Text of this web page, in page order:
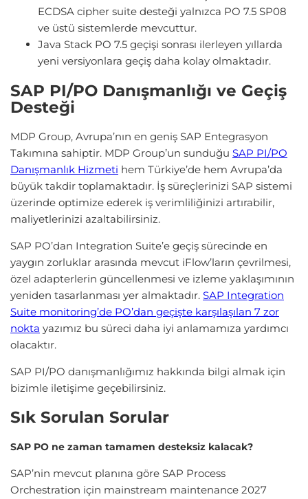
ECDSA cipher suite desteği yalnızca PO 7.5 SP08
ve üstü sistemlerde mevcuttur.
Java Stack PO 7.5 geçişi sonrası ilerleyen yıllarda
yeni versiyonlara geçiş daha kolay olmaktadır.
SAP PI/PO Danışmanlığı ve Geçiş
Desteği
MDP Group, Avrupa’nın en geniş SAP Entegrasyon
Takımına sahiptir. MDP Group’un sunduğu SAP PI/PO
Danışmanlık Hizmeti hem Türkiye’de hem Avrupa’da
büyük takdir toplamaktadır. İş süreçlerinizi SAP sistemi
üzerinde optimize ederek iş verimliliğinizi artırabilir,
maliyetlerinizi azaltabilirsiniz.
SAP PO’dan Integration Suite’e geçiş sürecinde en
yaygın zorluklar arasında mevcut iFlow’ların çevrilmesi,
özel adapterlerin güncellenmesi ve izleme yaklaşımının
yeniden tasarlanması yer almaktadır. SAP Integration
Suite monitoring’de PO’dan geçişte karşılaşılan 7 zor
nokta yazımız bu süreci daha iyi anlamamıza yardımcı
olacaktır.
SAP PI/PO danışmanlığımız hakkında bilgi almak için
bizimle iletişime geçebilirsiniz.
Sık Sorulan Sorular
SAP PO ne zaman tamamen desteksiz kalacak?
SAP’nin mevcut planına göre SAP Process
Orchestration için mainstream maintenance 2027